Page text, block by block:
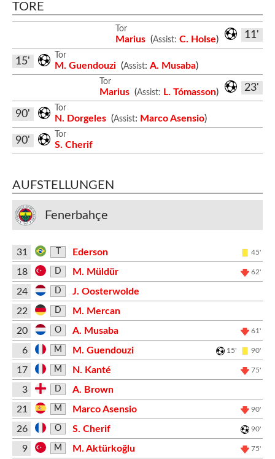
TORE
11'
Tor
Marius (Assist: C. Holse)
Tor
M. Guendouzi (Assist: A. Musaba)
15'
23'
Tor
Marius (Assist: L. Tómasson)
Tor
N. Dorgeles (Assist: Marco Asensio)
90'
Tor
S. Cherif
90'
AUFSTELLUNGEN
Fenerbahçe
31 Ederson 45'
18 D M. Müldür 62'
24 D
J. Oosterwolde
22
D
M. Mercan
20
O A. Musaba 61'
6 M M. Guendouzi 15' 90'
17 M N. Kanté 75'
3 D
A. Brown
21
M Marco Asensio 90'
26 O S. Cherif 90'
9 M M. Aktürkoğlu 75'